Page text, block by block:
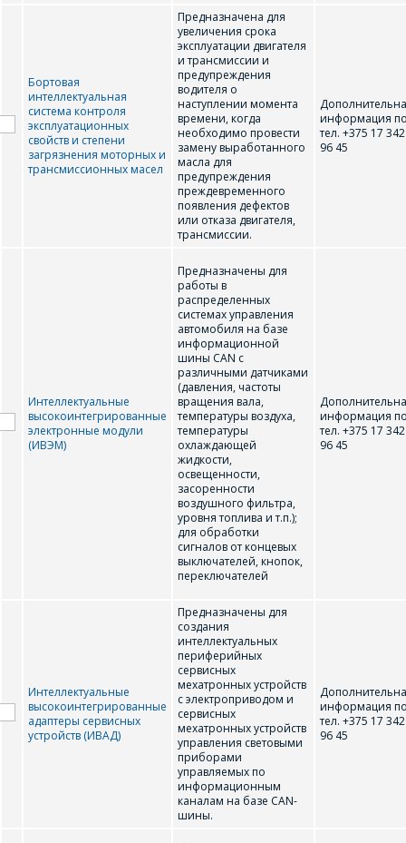
ПОИСК
Бортовая
интеллектуальная
система контроля
эксплуатационных
свойств и степени
загрязнения моторных и
трансмиссионных масел
Предназначена для
увеличения срока
эксплуатации двигателя
и трансмиссии и
предупреждения
водителя о
наступлении момента
времени, когда
необходимо провести
замену выработанного
масла для
предупреждения
преждевременного
появления дефектов
или отказа двигателя,
трансмиссии.
информация
тел. +375 17 342
96 45
Интеллектуальные
высокоинтегрированные
электронные модули
(ИВЭМ)
Предназначены для
работы в
распределенных
системах управления
автомобиля на базе
информационной
шины CAN с
различными датчиками
(давления, частоты
вращения вала,
температуры воздуха,
температуры
охлаждающей
жидкости,
освещенности,
засоренности
воздушного фильтра,
уровня топлива и т.п.);
для обработки
сигналов от концевых
выключателей, кнопок,
переключателей
информация
тел. +375 17 342
96 45
Интеллектуальные
высокоинтегрированные
адаптеры сервисных
устройств (ИВАД)
Предназначены для
создания
интеллектуальных
периферийных
сервисных
мехатронных устройств
с электроприводом и
сервисных
мехатронных устройств
управления световыми
приборами
управляемых по
информационным
каналам на базе CAN-
шины.
информация
тел. +375 17 342
96 45
ОФОРМИТЬ ЗАКАЗ
Форма предназначена
для юридических лиц
Продажи физическим
осуществляются в ТД
"ИНТЕГРАЛ", тел.+375
(17) 350-94-32
Укажите
изделие, и
сотрудники компании
свяжутся с Вами по
вопросам стоимости
и сроков поставки.
Фамилия Имя *
Организация*
Телефон*
Интересующий товар/
услуга, их количество *
Комментарий*
ЗАДАТЬ ВОПРОС
СОТРУДНИКИ
КОМПАНИИ С
РАДОСТЬЮ
ОТВЕТЯТ НА
ВАШИ
ВОПРОСЫ
Ваше имя*
Телефон*
Интересующий товар/
Сообщение*
Я согласен на
обработку